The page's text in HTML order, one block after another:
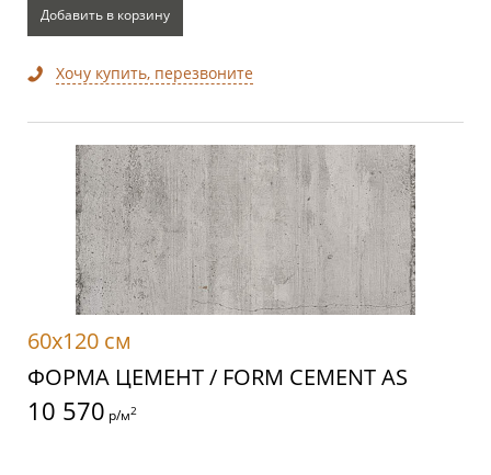
Добавить в корзину
Хочу купить, перезвоните
60x120 см
ФОРМА ЦЕМЕНТ / FORM CEMENT AS
10 570 р/м2